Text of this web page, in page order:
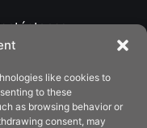
like cookies to
to these
as browsing behavior or
consent, may